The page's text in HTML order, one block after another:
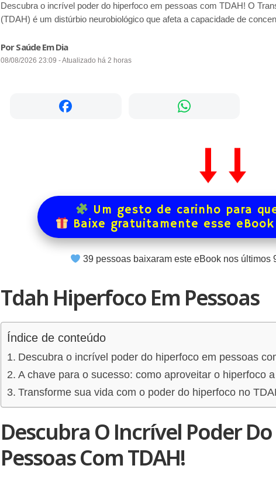
Descubra o incrível poder do hiperfoco em pessoas com TDAH! O
(TDAH) é um distúrbio neurobiológico que afeta a capacidade de
Por Saúde Em Dia
08/08/2026 23:09 - Atualizado há 2 horas
Um gesto de carinho para
Baixe gratuitamente esse
39pessoas baixaram este eBook nos últimos
Tdah Hiperfoco Em Pessoas
Índice de conteúdo
Descubra o incrível poder do hiperfoco em pessoas
A chave para o sucesso: como aproveitar o hiperfoco
Transforme sua vida com o poder do hiperfoco no
Descubra O Incrível Poder
Pessoas Com TDAH!